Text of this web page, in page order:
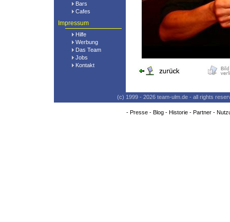
Bars
Cafes
Impressum
Hilfe
Werbung
Das Team
Jobs
Kontakt
(c) 1999 - 2026 team-ulm.de - all rights
- Presse- Blog- Historie- Partner-